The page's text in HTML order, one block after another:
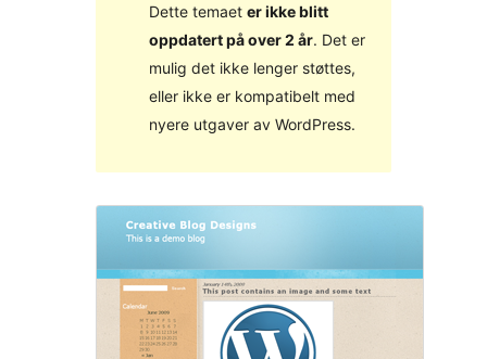
Dette temaet er ikke blitt
oppdatert på over 2 år. Det er
mulig det ikke lenger støttes,
eller ikke er kompatibelt med
nyere utgaver av WordPress.